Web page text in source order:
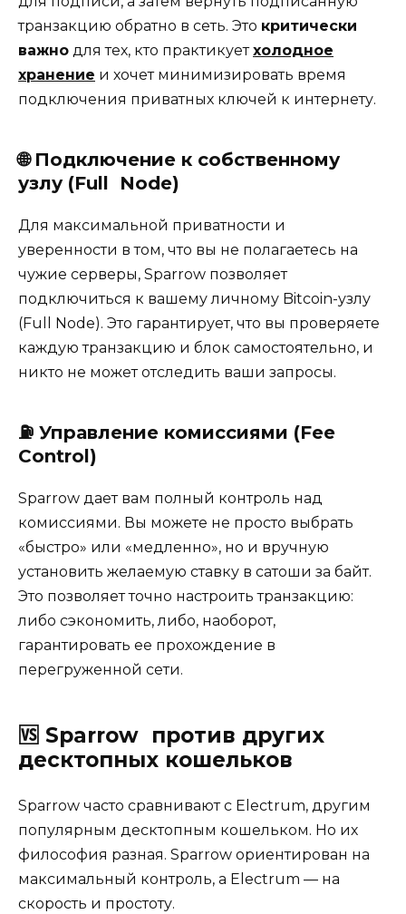
транзакцию обратно в сеть. Это критически
важно для тех, кто практикуетхолодное
хранение и хочет минимизировать время
подключения приватных ключей к интернету.
🌐Подключение к собственному
узлу (Full Node)
Для максимальной приватности и
уверенности в том, что вы не полагаетесь на
чужие серверы, Sparrow позволяет
подключиться к вашему личному Bitcoin-узлу
(Full Node). Это гарантирует, что вы проверяете
каждую транзакцию и блок самостоятельно, и
никто не может отследить ваши запросы.
⛽ Управление комиссиями (Fee
Control)
Sparrow дает вам полный контроль над
комиссиями. Вы можете не просто выбрать
«быстро» или «медленно», но и вручную
установить желаемую ставку в сатоши за байт.
Это позволяет точно настроить транзакцию:
либо сэкономить, либо, наоборот,
гарантировать ее прохождение в
перегруженной сети.
🆚 Sparrow против других
десктопных кошельков
Sparrow часто сравнивают с Electrum, другим
популярным десктопным кошельком. Но их
философия разная. Sparrow ориентирован на
максимальный контроль, а Electrum — на
скорость и простоту.